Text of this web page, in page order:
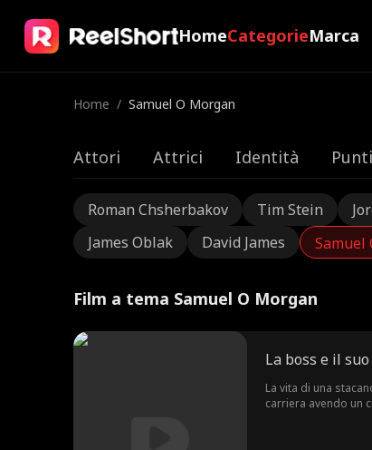
HomeCategorieMarca
Home / Samuel O Morgan
Attori Attrici Identità
Roman Chsherbakov Tim Stein
James Oblak
David James Samuel
Film a tema Samuel O Morgan
La boss e il
La vita di una
carriera avendo un